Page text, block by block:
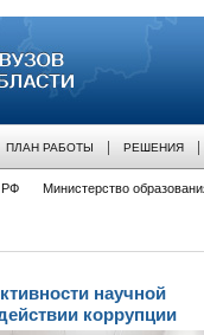
области
ПЛАН РАБОТЫ РЕШЕНИЯ
РФ Министерство
научной
коррупции